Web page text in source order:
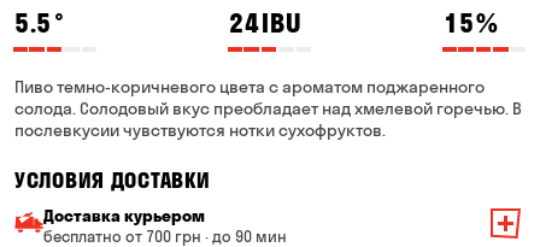
5.5° 24IBU 15%
Пиво темно-коричневого цвета с ароматом поджаренного
солода. Солодовый вкус преобладает над хмелевой горечью. В
послевкусии чувствуются нотки сухофруктов.
УСЛОВИЯ ДОСТАВКИ
Доставка курьером
бесплатно от 700 грн · до 90 мин